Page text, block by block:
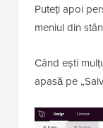
Puteți apoi
meniul din
Când ești
apasă pe